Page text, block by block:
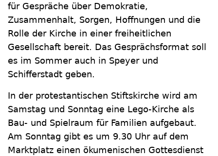
für Gespräche über Demokratie,
Zusammenhalt, Sorgen, Hoffnungen und die
Rolle der Kirche in einer freiheitlichen
Gesellschaft bereit. Das Gesprächsformat soll
es im Sommer auch in Speyer und
Schifferstadt geben.
In der protestantischen Stiftskirche wird am
Samstag und Sonntag eine Lego-Kirche als
Bau- und Spielraum für Familien aufgebaut.
Am Sonntag gibt es um 9.30 Uhr auf dem
Marktplatz einen ökumenischen Gottesdienst